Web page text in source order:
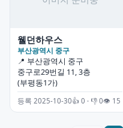
웰던하우스
부산광역시 중구
📍 부산광역시 중구
중구로29번길 11, 3층
(부평동1가)
등록 2025-10-30👍 0 · 👎 0👁 15